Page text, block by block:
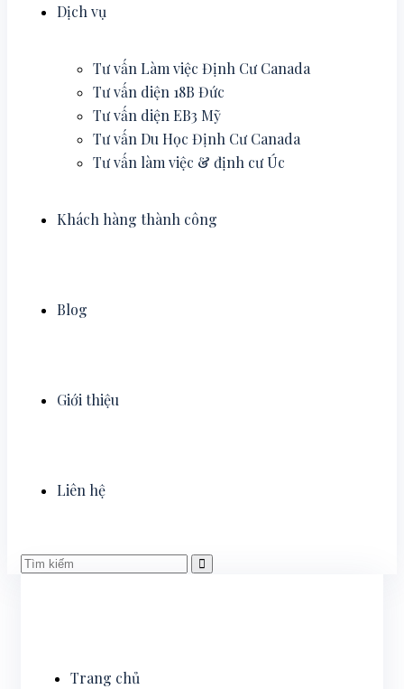
Dịch vụ
Tư vấn Làm việc Định Cư Canada
Tư vấn diện 18B Đức
Tư vấn diện EB3 Mỹ
Tư vấn Du Học Định Cư Canada
Tư vấn làm việc & định cư Úc
Khách hàng thành công
Blog
Giới thiệu
Liên hệ
Trang chủ